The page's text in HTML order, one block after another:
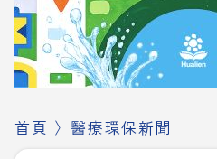
首頁 〉 醫療環保新聞